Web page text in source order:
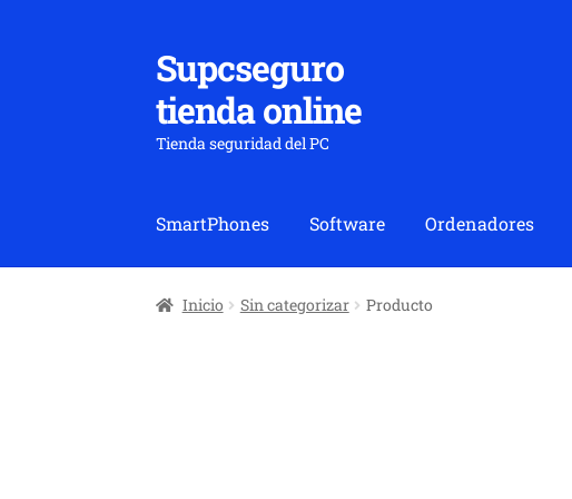
Ir
a
la
navegación
Ir
al
contenido
Supcseguro
tienda online
Tienda seguridad del PC
SmartPhones Software Ordenadores
Inicio Sin categorizar Producto